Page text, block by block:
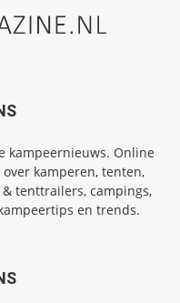
kampeernieuws. Online
kamperen, tenten,
tenttrailers, campings,
en trends.